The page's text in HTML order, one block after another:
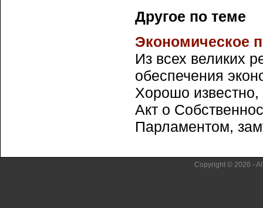
Другое по теме
Экономическое
Из всех великих
обеспечения
Хорошо известно,
Акт о
Парламентом,
Copyright © 2026 -